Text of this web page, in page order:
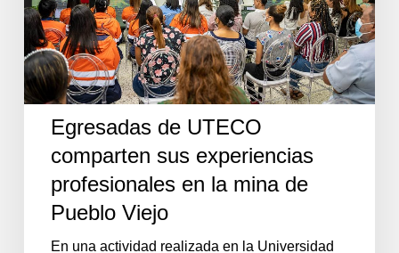
la
mina
de
Pueblo
Viejo
Egresadas de UTECO
comparten sus experiencias
profesionales en la mina de
Pueblo Viejo
En una actividad realizada en la Universidad